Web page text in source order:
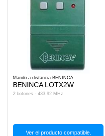
Mando a distancia BENINCA
BENINCA LOTX2W
2 botones - 433.92 MHz
Ver el producto compatible.